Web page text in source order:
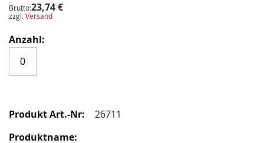
Brutto:23,74 €
zzgl.Versand
26711